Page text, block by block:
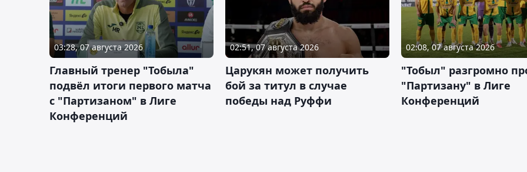
03:28, 07 августа 2026
Главный тренер "Тобыла"
подвёл итоги первого матча
с "Партизаном" в Лиге
Конференций
02:51, 07 августа 2026
Царукян может получить
бой за титул в случае
победы над Руффи
02:08, 07 августа 2026
"Тобыл" разгромно
"Партизану" в Лиге
Конференций